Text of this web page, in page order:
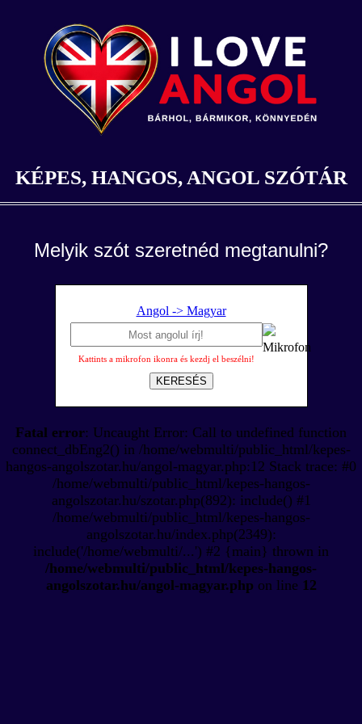
KÉPES, HANGOS, ANGOL SZÓTÁR
Melyik szót szeretnéd megtanulni?
Angol -> Magyar
Kattints a mikrofon ikonra és kezdj el beszélni!
KERESÉS
Fatal error: Uncaught Error: Call to undefined function
connect_dbEng2() in /home/webmulti/public_html/kepes-
hangos-angolszotar.hu/angol-magyar.php:12 Stack trace: #0
/home/webmulti/public_html/kepes-hangos-
angolszotar.hu/szotar.php(892): include() #1
/home/webmulti/public_html/kepes-hangos-
angolszotar.hu/index.php(2349):
include('/home/webmulti/...') #2 {main} thrown in
/home/webmulti/public_html/kepes-hangos-
angolszotar.hu/angol-magyar.php on line 12